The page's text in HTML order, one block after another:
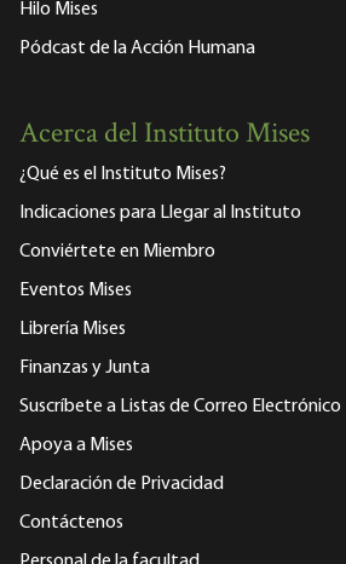
Hilo Mises
Pódcast de la Acción Humana
Acerca del Instituto Mises
¿Qué es el Instituto Mises?
Indicaciones para Llegar al Instituto
Conviértete en Miembro
Eventos Mises
Librería Mises
Finanzas y Junta
Suscríbete a Listas de Correo Electrónico
Apoya a Mises
Declaración de Privacidad
Contáctenos